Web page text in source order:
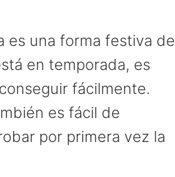
es una forma festiva de
en temporada, es
fácilmente.
es fácil de
por primera vez la